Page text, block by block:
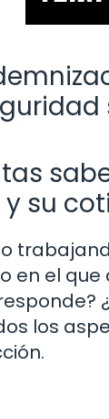
su
en el
los